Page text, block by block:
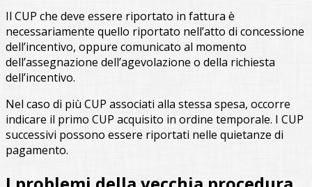
Il CUP che deve essere riportato in fattura è
necessariamente quello riportato nell’atto di concessione
dell’incentivo, oppure comunicato al momento
dell’assegnazione dell’agevolazione o della richiesta
dell’incentivo.
Nel caso di più CUP associati alla stessa spesa, occorre
indicare il primo CUP acquisito in ordine temporale. I CUP
successivi possono essere riportati nelle quietanze di
pagamento.